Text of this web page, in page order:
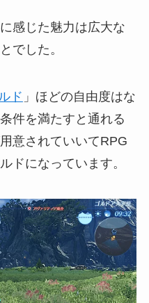
感じた魅力は広大な
でした。
ド 」ほどの自由度はな
件を満たすと通れる
意されていいてRPG
ドになっています。